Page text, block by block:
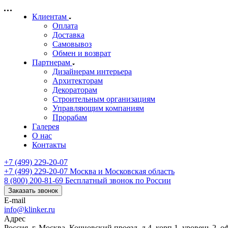
Клиентам
Оплата
Доставка
Самовывоз
Обмен и возврат
Партнерам
Дизайнерам интерьера
Архитекторам
Декораторам
Строительным организациям
Управляющим компаниям
Прорабам
Галерея
О нас
Контакты
+7 (499) 229-20-07
+7 (499) 229-20-07 Москва и Московская область
8 (800) 200-81-69 Бесплатный звонок по России
Заказать звонок
E-mail
info@klinker.ru
Адрес